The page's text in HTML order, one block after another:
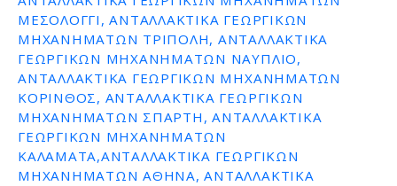
ΜΕΣΟΛΟΓΓΙ, ΑΝΤΑΛΛΑΚΤΙΚΑ ΓΕΩΡΓΙΚΩΝ
ΜΗΧΑΝΗΜΑΤΩΝ ΤΡΙΠΟΛΗ, ΑΝΤΑΛΛΑΚΤΙΚΑ
ΓΕΩΡΓΙΚΩΝ ΜΗΧΑΝΗΜΑΤΩΝ ΝΑΥΠΛΙΟ,
ΑΝΤΑΛΛΑΚΤΙΚΑ ΓΕΩΡΓΙΚΩΝ ΜΗΧΑΝΗΜΑΤΩΝ
ΚΟΡΙΝΘΟΣ, ΑΝΤΑΛΛΑΚΤΙΚΑ ΓΕΩΡΓΙΚΩΝ
ΜΗΧΑΝΗΜΑΤΩΝ ΣΠΑΡΤΗ, ΑΝΤΑΛΛΑΚΤΙΚΑ
ΓΕΩΡΓΙΚΩΝ ΜΗΧΑΝΗΜΑΤΩΝ
ΚΑΛΑΜΑΤΑ,ΑΝΤΑΛΛΑΚΤΙΚΑ ΓΕΩΡΓΙΚΩΝ
ΜΗΧΑΝΗΜΑΤΩΝ ΑΘΗΝΑ, ΑΝΤΑΛΛΑΚΤΙΚΑ